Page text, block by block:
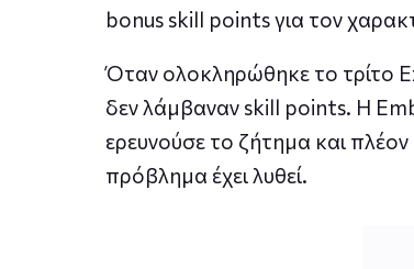
bonus skill points για τον
Όταν ολοκληρώθηκε το τρίτο
δεν λάμβαναν skill points. Η
ερευνούσε το ζήτημα και
πρόβλημα έχει λυθεί.